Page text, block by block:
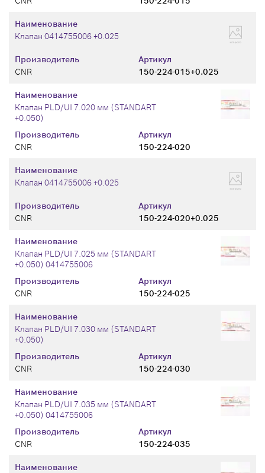
Производитель
CNR
Артикул
150-224-015+0.025
Наименование
Клапан 0414755006 +0.025
Производитель
CNR
Артикул
150-224-020
Наименование
Клапан PLD/UI 7.020 мм (STANDART
+0.050)
Производитель
CNR
Артикул
150-224-020+0.025
Наименование
Клапан 0414755006 +0.025
Производитель
CNR
Артикул
150-224-025
Наименование
Клапан PLD/UI 7.025 мм (STANDART
+0.050) 0414755006
Производитель
CNR
Артикул
150-224-030
Наименование
Клапан PLD/UI 7.030 мм (STANDART
+0.050)
Производитель
CNR
Артикул
150-224-035
Наименование
Клапан PLD/UI 7.035 мм (STANDART
+0.050) 0414755006
Наименование